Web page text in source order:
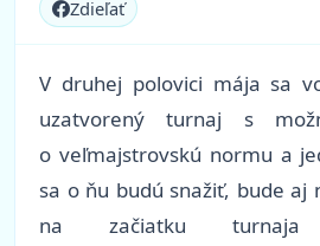
Zdieľať
V druhej polovici mája sa
uzatvorený turnaj s
o veľmajstrovskú normu a
sa o ňu budú snažiť, bude aj
na začiatku